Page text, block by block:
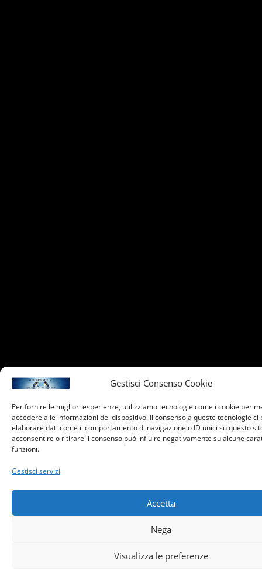
Gestisci Consenso Cookie
Per fornire le migliori esperienze, utilizziamo tecnologie come i cookie per
accedere alle informazioni del dispositivo. Il consenso a queste tecnologie
elaborare dati come il comportamento di navigazione o ID unici su questo
acconsentire o ritirare il consenso può influire negativamente su alcune
funzioni.
Gestisci servizi
Accetta
Nega
Visualizza le preferenze